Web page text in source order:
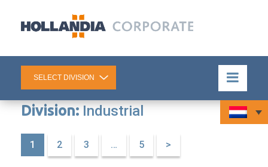
Division: Industrial
1 2 3 … 5 >